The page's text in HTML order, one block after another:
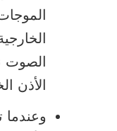
الصوت
الأذن